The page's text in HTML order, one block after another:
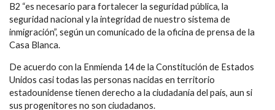
B2 “es necesario para fortalecer la seguridad pública, la
seguridad nacional y la integridad de nuestro sistema de
inmigración”, según un comunicado de la oficina de prensa de la
Casa Blanca.
De acuerdo con la Enmienda 14 de la Constitución de Estados
Unidos casi todas las personas nacidas en territorio
estadounidense tienen derecho a la ciudadanía del país, aun si
sus progenitores no son ciudadanos.